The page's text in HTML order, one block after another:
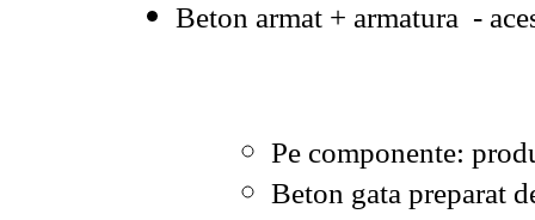
Beton armat + armatura -
Pe componente:
Beton gata preparat